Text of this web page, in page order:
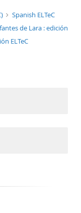
format
Spanish ELTeC
de Lara : edición
ELTeC